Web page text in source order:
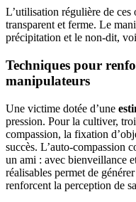
L’utilisation régulière de
transparent et ferme. Le
précipitation et le non-dit,
Techniques pour
manipulateurs
Une victime dotée d’une
pression. Pour la cultiver,
compassion, la fixation
succès. L’auto-compassion
un ami : avec bienveillance
réalisables permet de
renforcent la perception de